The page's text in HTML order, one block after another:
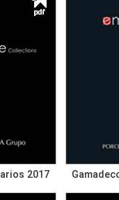
2017